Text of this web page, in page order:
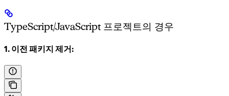
TypeScript/JavaScript 프로젝트의 경우
1. 이전 패키지 제거: